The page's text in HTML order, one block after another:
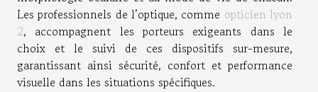
Les professionnels de l’optique, comme opticien lyon
2, accompagnent les porteurs exigeants dans le
choix et le suivi de ces dispositifs sur-mesure,
garantissant ainsi sécurité, confort et performance
visuelle dans les situations spécifiques.